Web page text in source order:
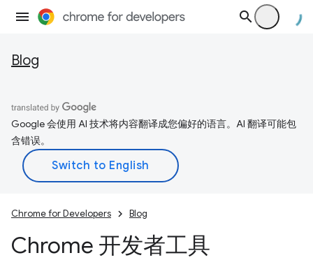
Blog
Google 会使用 AI 技术将内容翻译成您偏好的语言。AI 翻译可能包
含错误。
Chrome for Developers Blog
Chrome 开发者工具